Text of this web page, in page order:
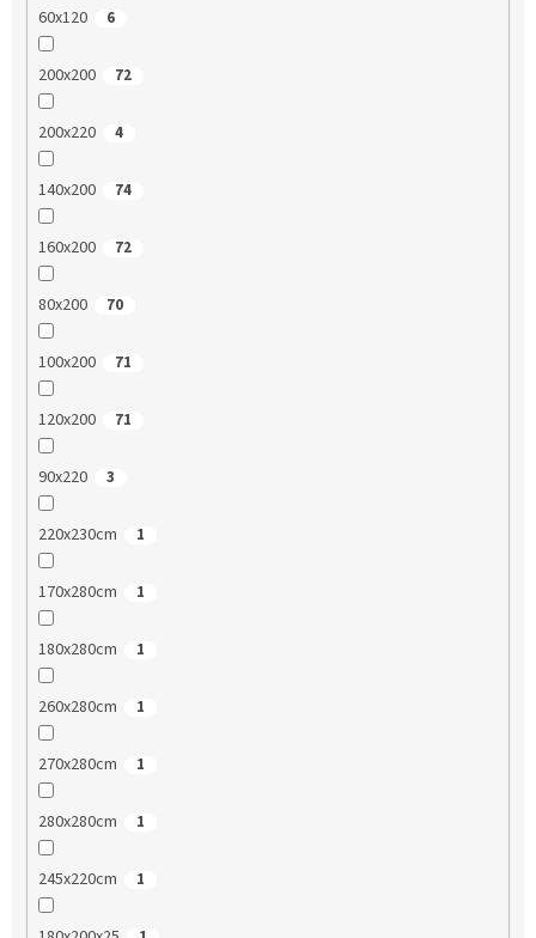
60x120 6
200x200 72
200x220 4
140x200 74
160x200 72
80x200 70
100x200 71
120x200 71
90x220 3
220x230cm 1
170x280cm 1
180x280cm 1
260x280cm 1
270x280cm 1
280x280cm 1
245x220cm 1